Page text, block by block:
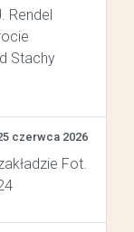
Rendel
Stachy
czerwca 2026
Fot.